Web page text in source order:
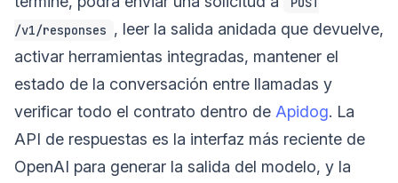
/v1/responses , leer la salida anidada que devuelve,
activar herramientas integradas, mantener el
estado de la conversación entre llamadas y
verificar todo el contrato dentro de Apidog. La
API de respuestas es la interfaz más reciente de
OpenAI para generar la salida del modelo, y la